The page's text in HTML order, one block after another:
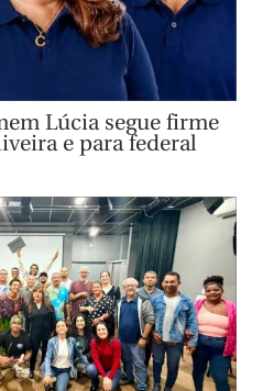
Lúcia segue firme
e para federal